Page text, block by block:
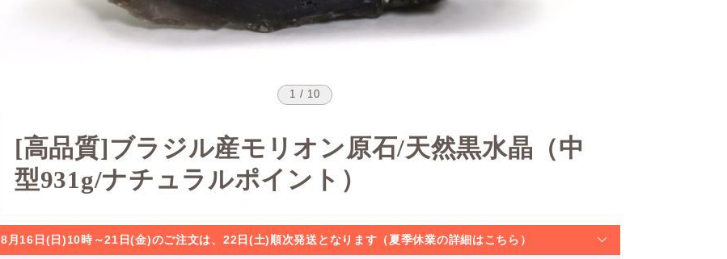
1 / 10
[高品質]ブラジル産モリオン原石/天然黒水晶（中
型931g/ナチュラルポイント）
8月16日(日)10時～21日(金)のご注文は、22日(土)順次発送となります（夏季休業の詳細はこちら）